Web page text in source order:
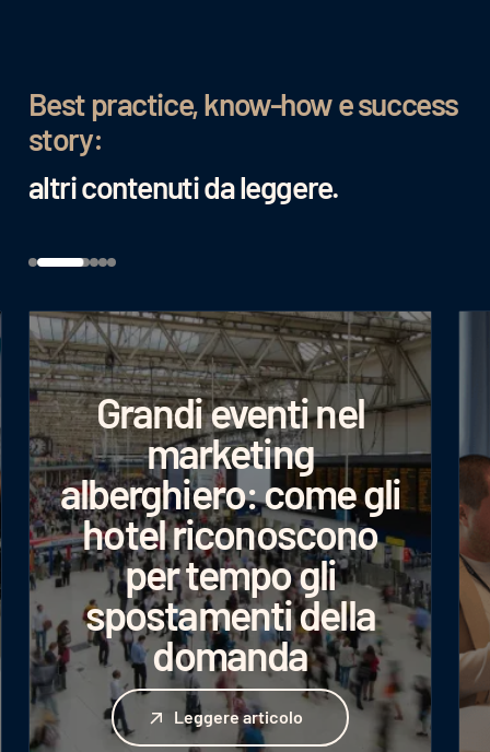
Best practice, know-how e success
story:
altri contenuti da leggere.
Grandi eventi nel
marketing
alberghiero: come gli
hotel riconoscono
per tempo gli
spostamenti della
domanda
Leggere articolo
Leggere articolo